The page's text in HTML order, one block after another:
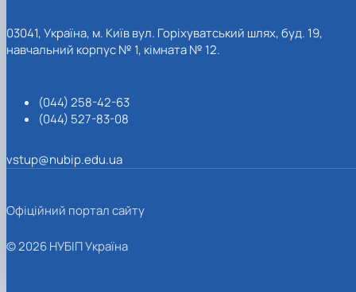
03041, Україна, м. Київ вул. Горіхуватський шлях, буд. 19,
навчальний корпус № 1, кімната № 12.
(044) 258-42-63
(044) 527-83-08
vstup@nubip.edu.ua
Офіційний портал сайту
© 2026 НУБІП Україна